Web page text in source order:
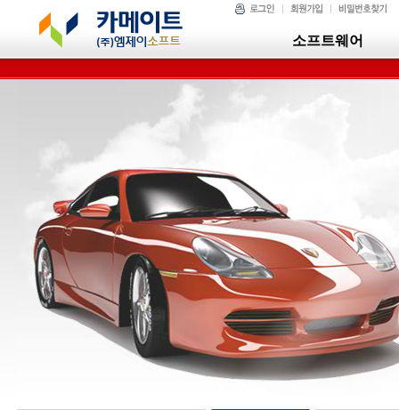
소프트웨어